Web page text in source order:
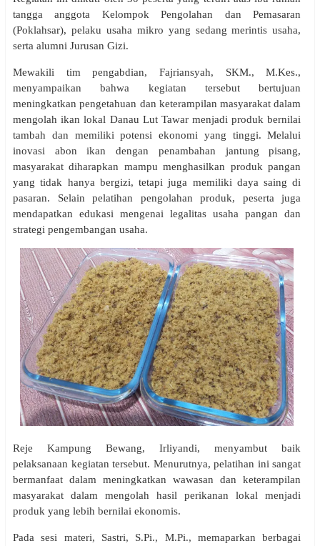
tangga anggota Kelompok Pengolahan dan Pemasaran
(Poklahsar), pelaku usaha mikro yang sedang merintis usaha,
serta alumni Jurusan Gizi.
Mewakili tim pengabdian, Fajriansyah, SKM., M.Kes.,
menyampaikan bahwa kegiatan tersebut bertujuan
meningkatkan pengetahuan dan keterampilan masyarakat dalam
mengolah ikan lokal Danau Lut Tawar menjadi produk bernilai
tambah dan memiliki potensi ekonomi yang tinggi. Melalui
inovasi abon ikan dengan penambahan jantung pisang,
masyarakat diharapkan mampu menghasilkan produk pangan
yang tidak hanya bergizi, tetapi juga memiliki daya saing di
pasaran. Selain pelatihan pengolahan produk, peserta juga
mendapatkan edukasi mengenai legalitas usaha pangan dan
strategi pengembangan usaha.
Reje Kampung Bewang, Irliyandi, menyambut baik
pelaksanaan kegiatan tersebut. Menurutnya, pelatihan ini sangat
bermanfaat dalam meningkatkan wawasan dan keterampilan
masyarakat dalam mengolah hasil perikanan lokal menjadi
produk yang lebih bernilai ekonomis.
Pada sesi materi, Sastri, S.Pi., M.Pi., memaparkan berbagai